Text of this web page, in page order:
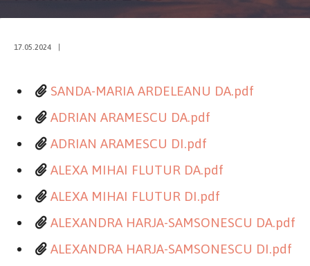
17.05.2024
SANDA-MARIA ARDELEANU DA.pdf
ADRIAN ARAMESCU DA.pdf
ADRIAN ARAMESCU DI.pdf
ALEXA MIHAI FLUTUR DA.pdf
ALEXA MIHAI FLUTUR DI.pdf
ALEXANDRA HARJA-SAMSONESCU DA.pdf
ALEXANDRA HARJA-SAMSONESCU DI.pdf